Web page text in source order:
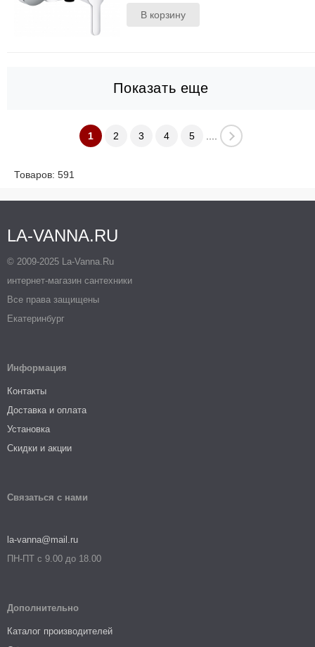
Показать еще
1 2 3 4 5 ....
Товаров: 591
LA-VANNA.RU
© 2009-2025 La-Vanna.Ru
интернет-магазин сантехники
Все права защищены
Екатеринбург
Информация
Контакты
Доставка и оплата
Установка
Скидки и акции
Связаться с нами
la-vanna@mail.ru
ПН-ПТ с 9.00 до 18.00
Дополнительно
Каталог производителей